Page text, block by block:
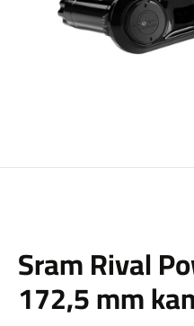
Gravel-pyörät
Sram Rival
172,5 mm